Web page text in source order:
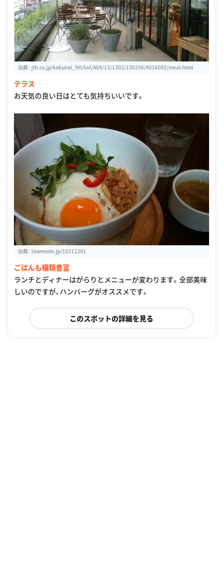
出典： jtb.co.jp/kokunai_htl/list/A04/13/1302/130206/4016082/meal.html
テラス
お天気の良い日はとても気持ちいいです。
出典： townnote.jp/10211281
ごはんも種類豊富
ランチとディナーはがらりとメニューが変わります。全部美味
しいのですが、ハンバーグがオススメです。
このスポットの詳細を見る